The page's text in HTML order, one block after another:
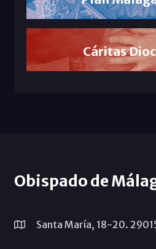
Cáritas
Obispado de
Santa María, 18-20.